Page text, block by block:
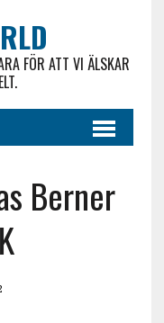
FÖR ATT VI ÄLSKAR
Berner